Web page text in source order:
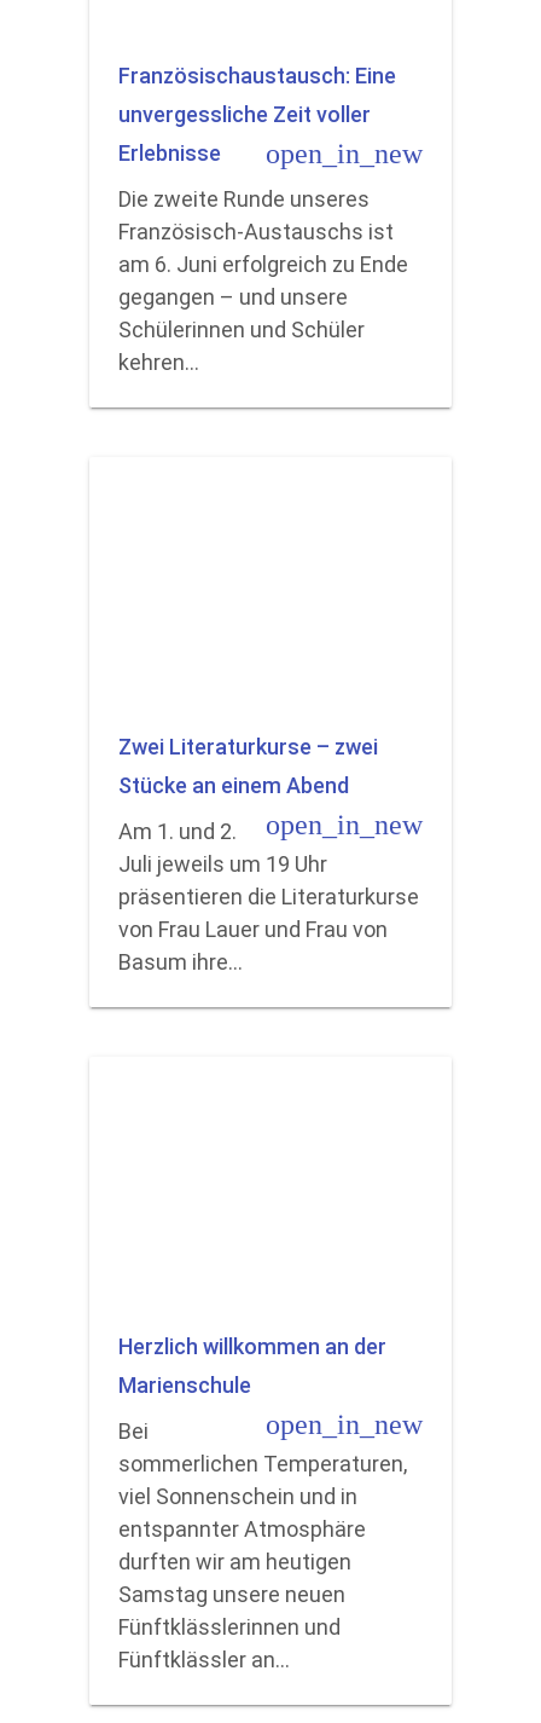
Französischaustausch: Eine
unvergessliche Zeit voller
Erlebnisse
open_in_new
Die zweite Runde unseres
Französisch-Austauschs ist
am 6. Juni erfolgreich zu Ende
gegangen – und unsere
Schülerinnen und Schüler
kehren…
Zwei Literaturkurse – zwei
Stücke an einem Abend
open_in_new
Am 1. und 2.
Juli jeweils um 19 Uhr
präsentieren die Literaturkurse
von Frau Lauer und Frau von
Basum ihre…
Herzlich willkommen an der
Marienschule
open_in_new
Bei
sommerlichen Temperaturen,
viel Sonnenschein und in
entspannter Atmosphäre
durften wir am heutigen
Samstag unsere neuen
Fünftklässlerinnen und
Fünftklässler an…